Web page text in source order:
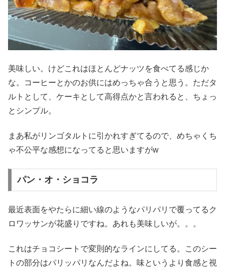
美味しい。けどこれはほとんどナッツを食べてる感じか
な。コーヒーとかのお供にはめっちゃ合うと思う。ただタ
ルトとして、ケーキとして高得点かと言われると、ちょっ
とシンプル。
まあ私がリンゴタルトに引かれすぎてるので、めちゃくち
ゃ不公平な感想になってると思いますがw
パン・オ・ショコラ
最近表面をやたらに細い線のようなパリパリで覆ってるク
ロワッサンが花盛りですね。あれも美味しいが。。。
これはチョコシートで変則的なラインにしてる。このシー
トの部分はパリッパリなんだよね。味というより食感と視